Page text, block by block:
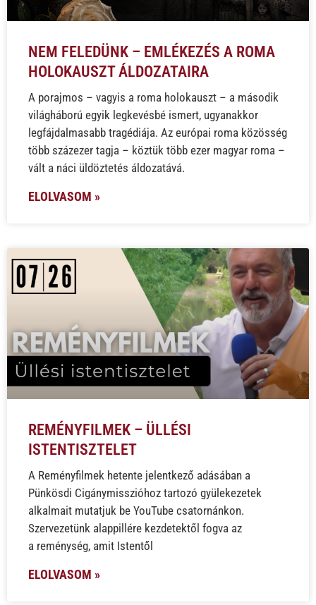
NEM FELEDÜNK – EMLÉKEZÉS A ROMA
HOLOKAUSZT ÁLDOZATAIRA
A porajmos – vagyis a roma holokauszt – a második
világháború egyik legkevésbé ismert, ugyanakkor
legfájdalmasabb tragédiája. Az európai roma közösség
több százezer tagja – köztük több ezer magyar roma –
vált a náci üldöztetés áldozatává.
ELOLVASOM »
REMÉNYFILMEK – ÜLLÉSI
ISTENTISZTELET
A Reményfilmek hetente jelentkező adásában a
Pünkösdi Cigánymisszióhoz tartozó gyülekezetek
alkalmait mutatjuk be YouTube csatornánkon.
Szervezetünk alappillére kezdetektől fogva az
a reménység, amit Istentől
ELOLVASOM »